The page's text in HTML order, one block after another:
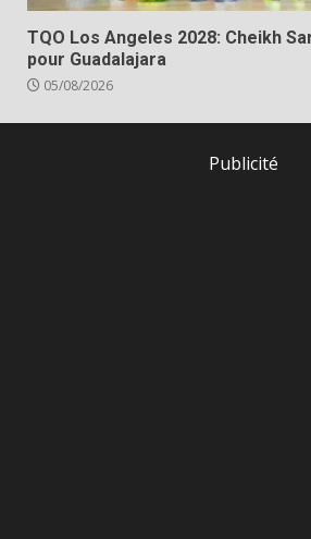
TQO Los Angeles 2028: Cheikh
pour Guadalajara
05/08/2026
Publicité